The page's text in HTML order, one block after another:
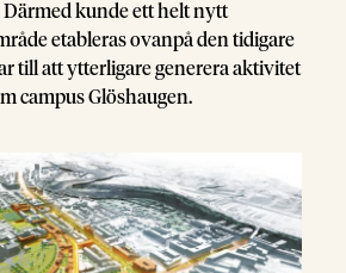
Därmed kunde ett helt nytt
etableras ovanpå den tidigare
till att ytterligare generera aktivitet
campus Glöshaugen.